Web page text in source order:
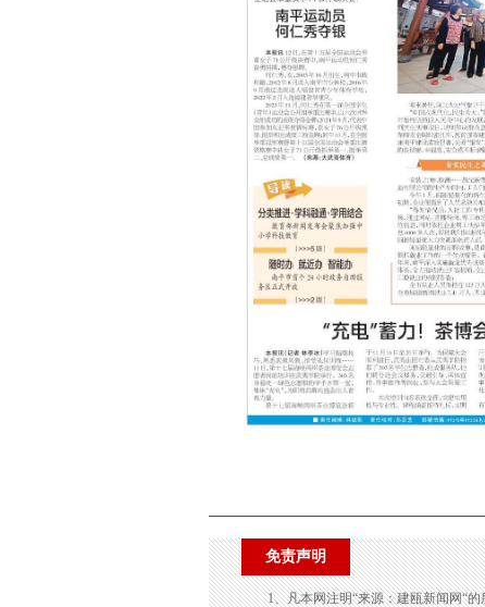
免责声明
1、凡本网注明“来源：建瓯新闻网“